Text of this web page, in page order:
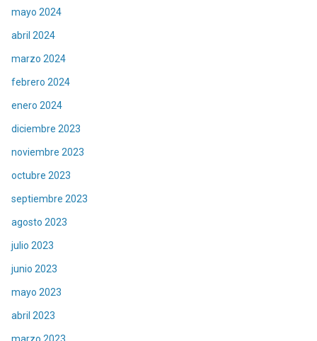
mayo 2024
abril 2024
marzo 2024
febrero 2024
enero 2024
diciembre 2023
noviembre 2023
octubre 2023
septiembre 2023
agosto 2023
julio 2023
junio 2023
mayo 2023
abril 2023